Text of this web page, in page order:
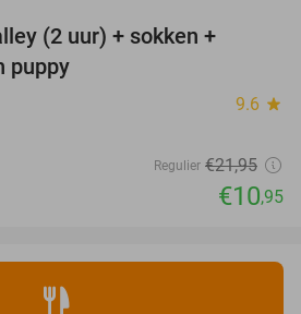
(2 uur) + sokken +
puppy
9.6 star
Regulier €21,95
€10,95